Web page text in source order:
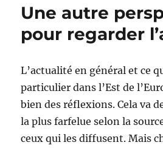
Une autre
pour regarder
L’actualité en général et ce
particulier dans l’Est de
bien des réflexions. Cela va
la plus farfelue selon la
ceux qui les diffusent. Mais